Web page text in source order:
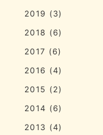
2019 (3)
2018 (6)
2017 (6)
2016 (4)
2015 (2)
2014 (6)
2013 (4)